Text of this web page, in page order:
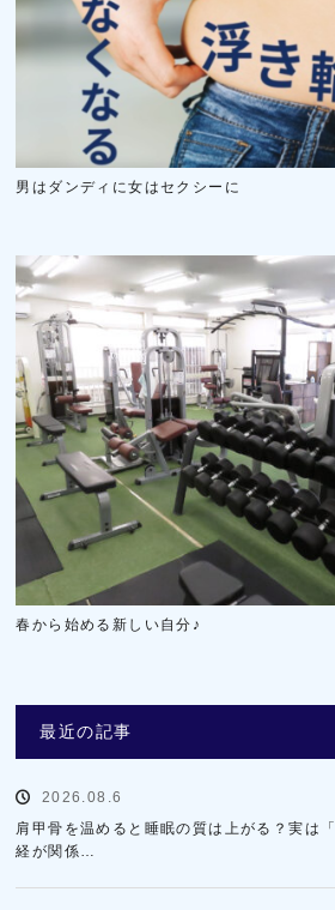
男はダンディに女はセクシーに
春から始める新しい自分♪
最近の記事
2026.08.6
肩甲骨を温めると睡眠の質は上がる？実は
経が関係…